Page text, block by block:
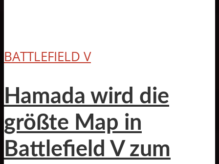
BATTLEFIELD V
Hamada wird die
größte Map in
Battlefield V zum